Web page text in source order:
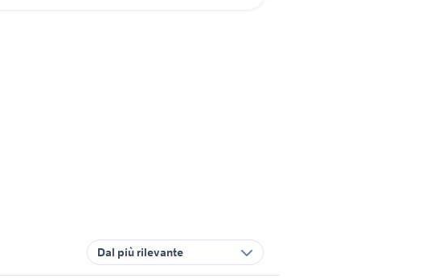
Dal più rilevante